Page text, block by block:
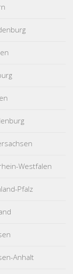
Westfalen
Pfalz
Anhalt